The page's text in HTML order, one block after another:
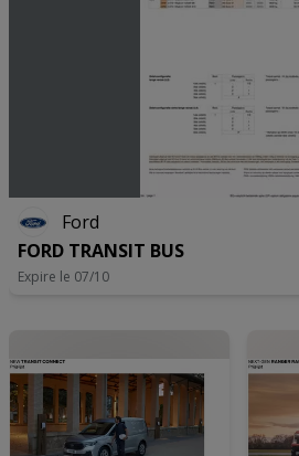
Ford
FORD TRANSIT BUS
Expire le 07/10